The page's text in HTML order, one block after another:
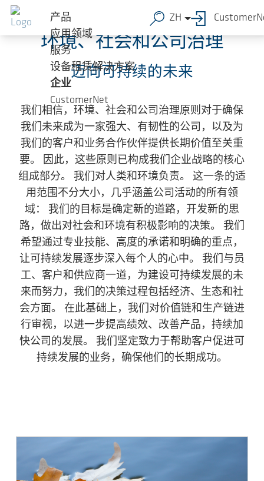
跳转到主要内容
产品
应用领域
服务
设备租赁解决方案
企业
CustomerNet
ZH
环境、社会和公司治理
迈向可持续的未来
我们相信，环境、社会和公司治理原则对于确保
我们未来成为一家强大、有韧性的公司，以及为
我们的客户和业务合作伙伴提供长期价值至关重
要。 因此，这些原则已构成我们企业战略的核心
组成部分。 我们对人类和环境负责。 这一条的适
用范围不分大小，几乎涵盖公司活动的所有领
域： 我们的目标是确定新的道路，开发新的思
路，做出对社会和环境有积极影响的决策。 我们
希望通过专业技能、高度的承诺和明确的重点，
让可持续发展逐步深入每个人的心中。 我们与员
工、客户和供应商一道，为建设可持续发展的未
来而努力，我们的决策过程包括经济、生态和社
会方面。 在此基础上，我们对价值链和生产链进
行审视，以进一步提高绩效、改善产品，持续加
快公司的发展。 我们坚定致力于帮助客户促进可
持续发展的业务，确保他们的长期成功。